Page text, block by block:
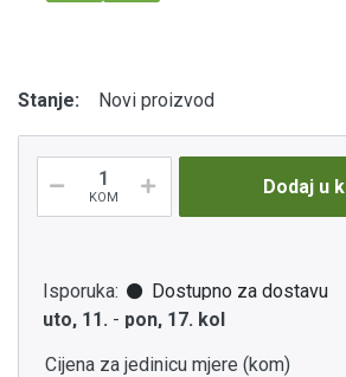
Stanje: Novi proizvod
KOM Dodaj u
Isporuka:
Dostupno za dostavu
uto, 11. - pon, 17. kol
Cijena za jedinicu mjere (kom)